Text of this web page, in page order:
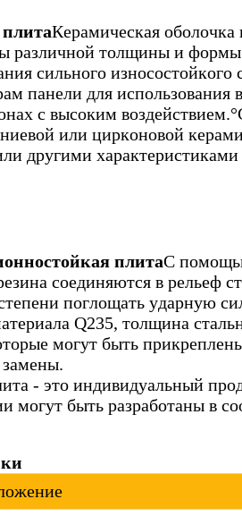
Керамическая оболочка
различной толщины и
сильного износостойкого
панели для использования
с высоким воздействием.
или цирконовой
другими
плитаС
соединяются в рельеф
поглощать ударную
Q235, толщина
могут быть
- это индивидуальный
быть разработаны в